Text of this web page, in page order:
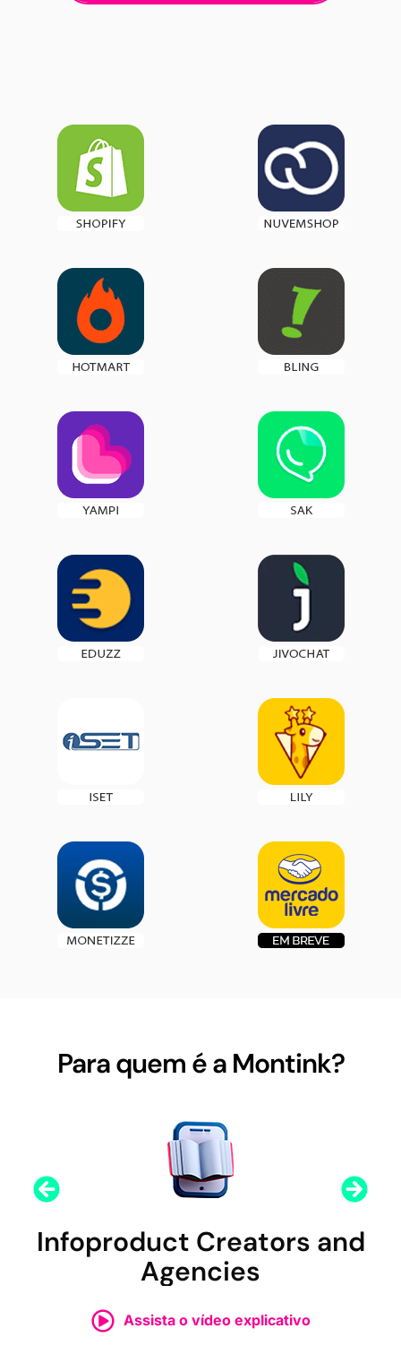
Para quem é a Montink?
Infoproduct Creators and
Agencies
Assista o vídeo explicativo